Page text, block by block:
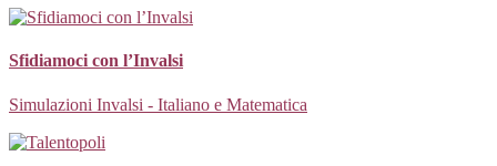
Sfidiamoci con l’Invalsi
Simulazioni Invalsi - Italiano e Matematica